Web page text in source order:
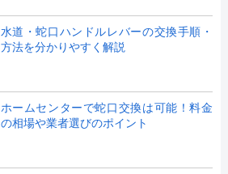
水道・蛇口ハンドルレバーの交換手順・
方法を分かりやすく解説
ホームセンターで蛇口交換は可能！料金
の相場や業者選びのポイント